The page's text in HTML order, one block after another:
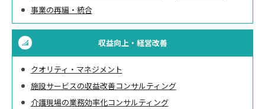
事業の再編・統合
収益向上・経営改善
クオリティ・マネジメント
施設サービスの収益改善コンサルティング
介護現場の業務効率化コンサルティング